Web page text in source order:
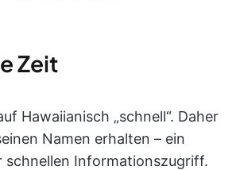
Zeit
Hawaiianisch „schnell“. Daher
Namen erhalten – ein
schnellen Informationszugriff.